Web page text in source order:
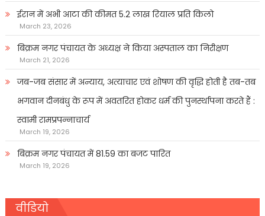
ईरान में अभी आटा की कीमत 5.2 लाख रियाल प्रति किलो
March 23, 2026
बिक्रम नगर पंचायत के अध्यक्ष ने किया अस्पताल का निरीक्षण
March 21, 2026
जब-जब संसार में अन्याय, अत्याचार एवं शोषण की वृद्धि होती है तब-तब
भगवान दीनबंधु के रूप में अवतरित होकर धर्म की पुनर्स्थापना करते हैं :
स्वामी रामप्रपन्नाचार्य
March 19, 2026
बिक्रम नगर पंचायत में 81.59 का बजट पारित
March 19, 2026
वीडियो